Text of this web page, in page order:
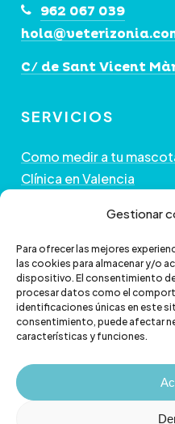
Gestionar
Para ofrecer las mejores
las cookies para almacenar y/o
dispositivo. El consentimiento
procesar datos como el
identificaciones únicas en este
consentimiento, puede afectar
características y funciones.
la
página
de
962 067 039
C/ de Sant Vicent
SERVICIOS
Como medir a tu
Clínica en Valencia
GUÍA DE COMPRA
Preguntas frecuentes
Paga a plazos con Klarna
Paga a plazos con
scalapay